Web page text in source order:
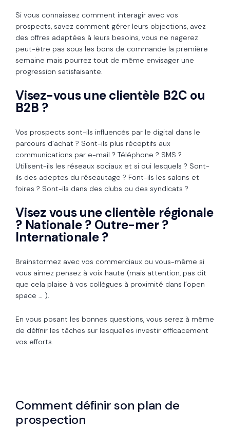
Si vous connaissez comment interagir avec vos
prospects, savez comment gérer leurs objections, avez
des offres adaptées à leurs besoins, vous ne nagerez
peut-être pas sous les bons de commande la première
semaine mais pourrez tout de même envisager une
progression satisfaisante.
Visez-vous une clientèle B2C ou
B2B ?
Vos prospects sont-ils influencés par le digital dans le
parcours d’achat ? Sont-ils plus réceptifs aux
communications par e-mail ? Téléphone ? SMS ?
Utilisent-ils les réseaux sociaux et si oui lesquels ? Sont-
ils des adeptes du réseautage ? Font-ils les salons et
foires ? Sont-ils dans des clubs ou des syndicats ?
Visez vous une clientèle régionale
? Nationale ? Outre-mer ?
Internationale ?
Brainstormez avec vos commerciaux ou vous-même si
vous aimez pensez à voix haute (mais attention, pas dit
que cela plaise à vos collègues à proximité dans l’open
space … ).
En vous posant les bonnes questions, vous serez à même
de définir les tâches sur lesquelles investir efficacement
vos efforts.
Comment définir son plan de
prospection